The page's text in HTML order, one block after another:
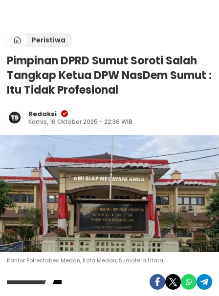
Peristiwa
Pimpinan DPRD Sumut Soroti Salah
Tangkap Ketua DPW NasDem Sumut :
Itu Tidak Profesional
Redaksi
Kamis, 16 Oktober 2025 - 22:36 WIB
Kantor Polrestabes Medan, Kota Medan, Sumatera Utara.